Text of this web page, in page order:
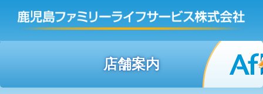
店舗案内